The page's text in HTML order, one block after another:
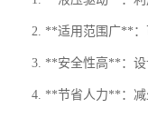
2. **适用范围广**：
3. **安全性高**：设
4. **节省人力**：减